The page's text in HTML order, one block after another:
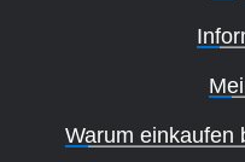
Warum einkaufen